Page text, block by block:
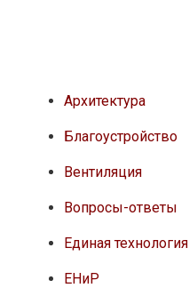
Архитектура
Благоустройство
Вентиляция
Вопросы-ответы
Единая технология
ЕНиР